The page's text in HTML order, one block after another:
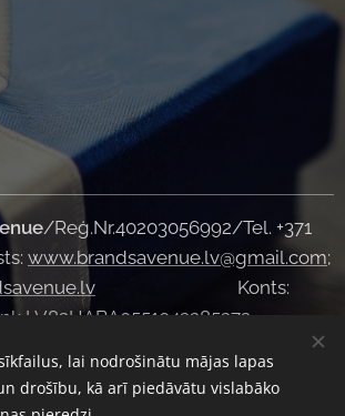
/Reģ.Nr.40203056992/Tel. +371
www.brandsavenue.lv@gmail.com;
Konts:
LV82HABA0551043285373
lai nodrošinātu mājas lapas
drošību, kā arī piedāvātu vislabāko